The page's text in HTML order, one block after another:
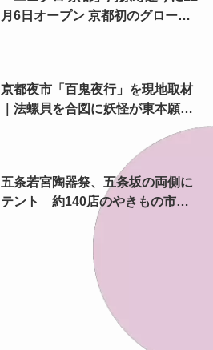
月6日オープン 京都初のグローバ
京都夜市「百鬼夜行」を現地取材
｜法螺貝を合図に妖怪が東本願寺
五条若宮陶器祭、五条坂の両側に
テント 約140店のやきもの市を